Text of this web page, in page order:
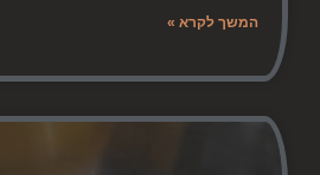
המשך לקרא »